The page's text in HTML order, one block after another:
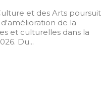
et des Arts poursuit
de la
et culturelles dans la
Du...